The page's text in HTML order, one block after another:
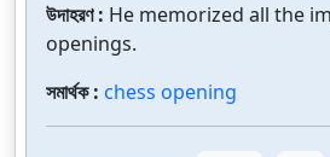
উদাহরণ : He memorized all the
openings.
সমার্থক : chess opening